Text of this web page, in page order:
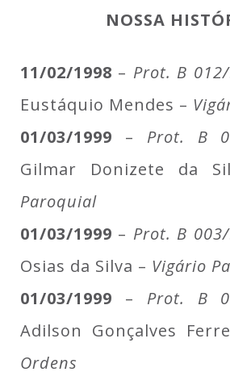
NOSSA
11/02/1998 – Prot. B
Eustáquio Mendes –
01/03/1999 – Prot. B
Gilmar Donizete da
Paroquial
01/03/1999 – Prot. B
Osias da Silva – Vigário
01/03/1999 – Prot. B
Adilson Gonçalves
Ordens